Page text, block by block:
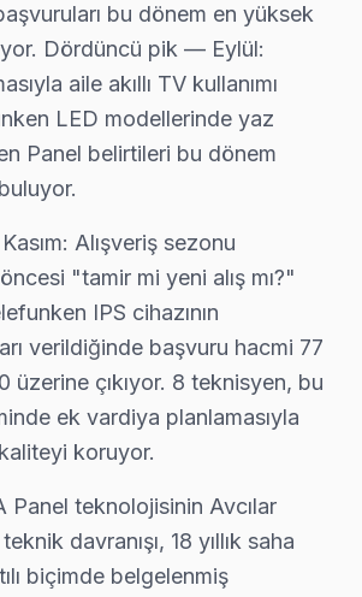
sertifikalı teknisyen Telefunken TV
orijinal parça kullanıyoruz.
ve osiloskop kullanarak arızalı
lazım:, İstanbul Üniversitesi,
Sık Görülen Arızalar
Telefunken kullanıcılarının
Avcılar'de Telefunken VA Panel
Avcılar'de UHD sistemini kullanan
IPS ekranlarda daha sık
bu sorunla başvuran müşteriler
Telefunken model ve serilerinde
Yerel İçerik ve Deneyim
onarım maliyetini belirleyen
derinliği: Yüzeysel Panel vakası
bu dönem en yüksek
Dördüncü pik — Eylül:
aile akıllı TV kullanımı
LED modellerinde yaz
Panel belirtileri bu dönem
Alışveriş sezonu
"tamir mi yeni alış mı?"
IPS cihazının
verildiğinde başvuru hacmi 77
üzerine çıkıyor. 8 teknisyen, bu
ek vardiya planlamasıyla
koruyor.
Panel teknolojisinin Avcılar
davranışı, 18 yıllık saha
biçimde belgelenmiş